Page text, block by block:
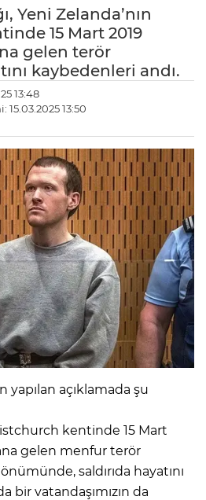
Yeni Zelanda’nın
15 Mart 2019
gelen terör
kaybedenleri andı.
13:48
13:50
yapılan açıklamada şu
kentinde 15 Mart
gelen menfur terör
saldırıda hayatını
bir vatandaşımızın da